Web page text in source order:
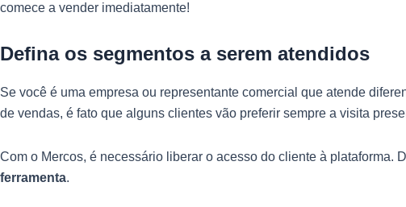
comece a vender imediatamente!
Defina os segmentos a serem atendidos
Se você é uma empresa ou representante comercial que atende
de vendas, é fato que alguns clientes vão preferir sempre a visita
Com o Mercos, é necessário liberar o acesso do cliente à plataforma.
ferramenta.